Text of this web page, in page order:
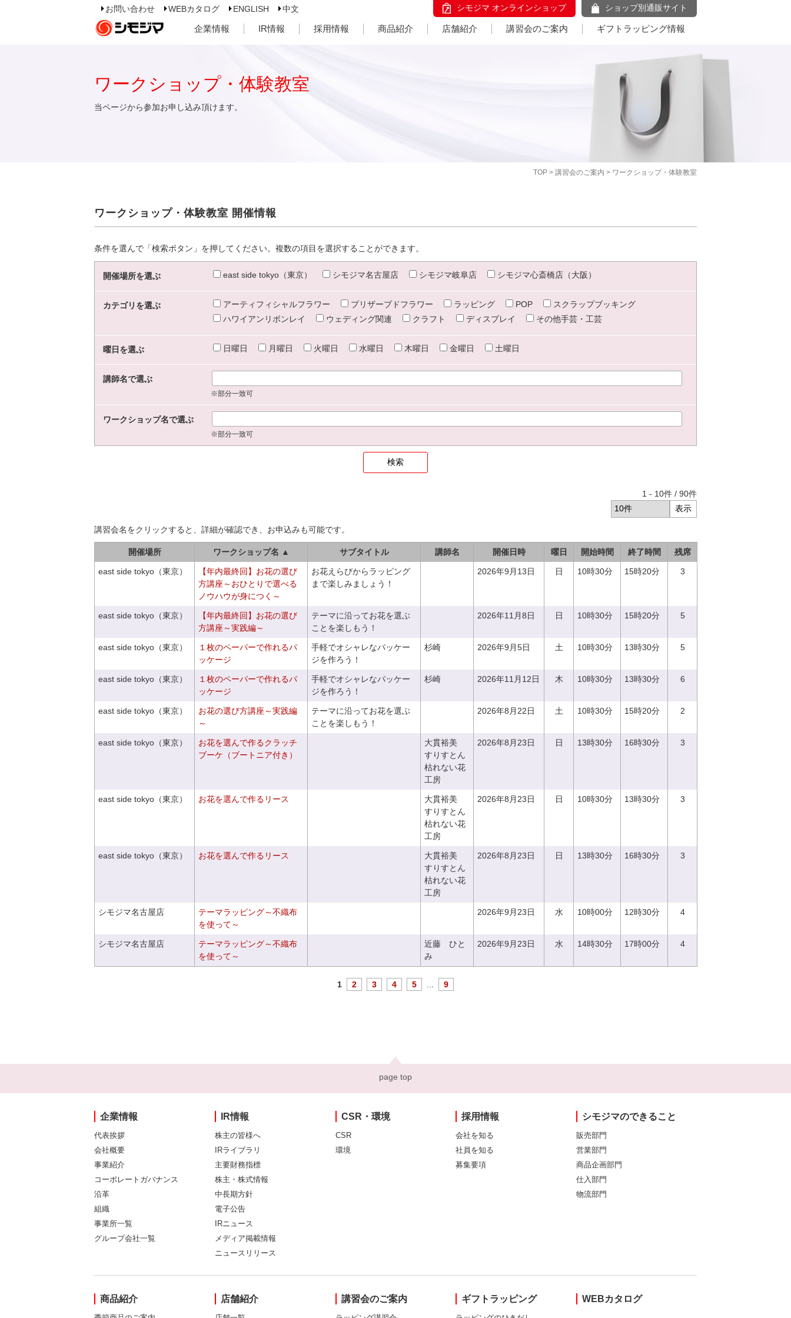
お問い合わせ WEBカタログ ENGLISH 中文 シモジマ オンラインショップ ショップ別通販サイト
企業情報 IR情報 採用情報 商品紹介 店舗紹介 講習会のご案内 ギフトラッピング情報
TOP > 講習会のご案内 > ワークショップ・体験教室
ワークショップ・体験教室
当ページから参加お申し込み頂けます。
ワークショップ・体験教室 開催情報
条件を選んで「検索ボタン」を押してください。複数の項目を選択することができます。
開催場所を選ぶ east side tokyo（東京） シモジマ名古屋店 シモジマ岐阜店 シモジマ心斎橋店（大阪）
カテゴリを選ぶ アーティフィシャルフラワー プリザーブドフラワー ラッピング POP
スクラップブッキング
ハワイアンリボンレイ
ウェディング関連 クラフト ディスプレイ その他手芸・工芸
曜日を選ぶ 日曜日 月曜日 火曜日 水曜日 木曜日 金曜日 土曜日
講師名で選ぶ
※部分一致可
ワークショップ名で選ぶ
※部分一致可
1 - 10件 / 90件
講習会名をクリックすると、詳細が確認でき、お申込みも可能です。
開催場所 ワークショップ名 ▲ サブタイトル 講師名 開催日時 曜日 開始時間 終了時間 残席
east side tokyo（東京）
【年内最終回】お花の選び
方講座～おひとりで選べる
ノウハウが身につく～
お花えらびからラッピング
まで楽しみましょう！
2026年9月13日 日 10時30分 15時20分 3
east side tokyo（東京）
【年内最終回】お花の選び
方講座～実践編～
テーマに沿ってお花を選ぶ
ことを楽しもう！
2026年11月8日 日 10時30分 15時20分 5
east side tokyo（東京）
１枚のペーパーで作れるパ
ッケージ
手軽でオシャレなパッケー
ジを作ろう！
杉崎 2026年9月5日 土 10時30分 13時30分 5
east side tokyo（東京）
１枚のペーパーで作れるパ
ッケージ
手軽でオシャレなパッケー
ジを作ろう！
杉崎 2026年11月12日 木 10時30分 13時30分 6
east side tokyo（東京）
お花の選び方講座～実践編
～
テーマに沿ってお花を選ぶ
ことを楽しもう！
2026年8月22日 土 10時30分 15時20分 2
east side tokyo（東京）
お花を選んで作るクラッチ
ブーケ（ブートニア付き）
大貫裕美
すりすとん
枯れない花
工房
2026年8月23日 日 13時30分 16時30分 3
east side tokyo（東京） お花を選んで作るリース
大貫裕美
すりすとん
枯れない花
工房
2026年8月23日 日 10時30分 13時30分 3
east side tokyo（東京） お花を選んで作るリース
大貫裕美
すりすとん
枯れない花
工房
2026年8月23日 日 13時30分 16時30分 3
シモジマ名古屋店
テーマラッピング～不織布
を使って～
2026年9月23日 水 10時00分 12時30分 4
シモジマ名古屋店
テーマラッピング～不織布
を使って～
近藤 ひと
み
2026年9月23日 水 14時30分 17時00分 4
1 2 3 4 5 9
page top
企業情報
代表挨拶
会社概要
事業紹介
コーポレートガバナンス
沿革
組織
事業所一覧
グループ会社一覧
IR情報
株主の皆様へ
IRライブラリ
主要財務指標
株主・株式情報
中長期方針
電子公告
IRニュース
メディア掲載情報
ニュースリリース
CSR・環境
CSR
環境
採用情報
会社を知る
社員を知る
募集要項
シモジマのできること
販売部門
営業部門
商品企画部門
仕入部門
物流部門
商品紹介 店舗紹介 講習会のご案内 ギフトラッピング WEBカタログ